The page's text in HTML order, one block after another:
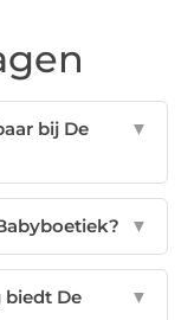
bij De
▼
▼
De
▼